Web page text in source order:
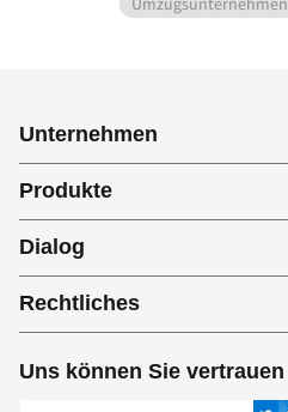
Unternehmen
Produkte
Dialog
Rechtliches
Uns können Sie vertrauen